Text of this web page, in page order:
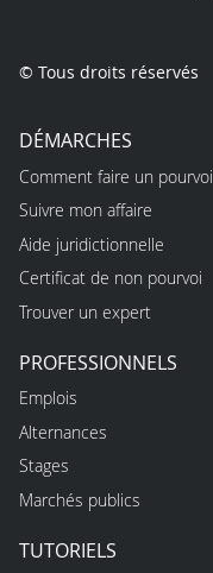
© Tous droits réservés
DÉMARCHES
Comment faire un pourvoi
Suivre mon affaire
Aide juridictionnelle
Certificat de non pourvoi
Trouver un expert
PROFESSIONNELS
Emplois
Alternances
Stages
Marchés publics
TUTORIELS